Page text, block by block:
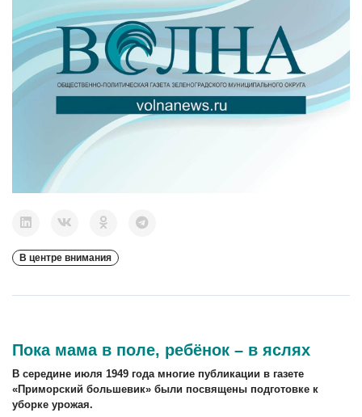
В центре внимания
Пока мама в поле, ребёнок – в яслях
В середине июля 1949 года многие публикации в газете
«Приморский большевик» были посвящены подготовке к
уборке урожая.